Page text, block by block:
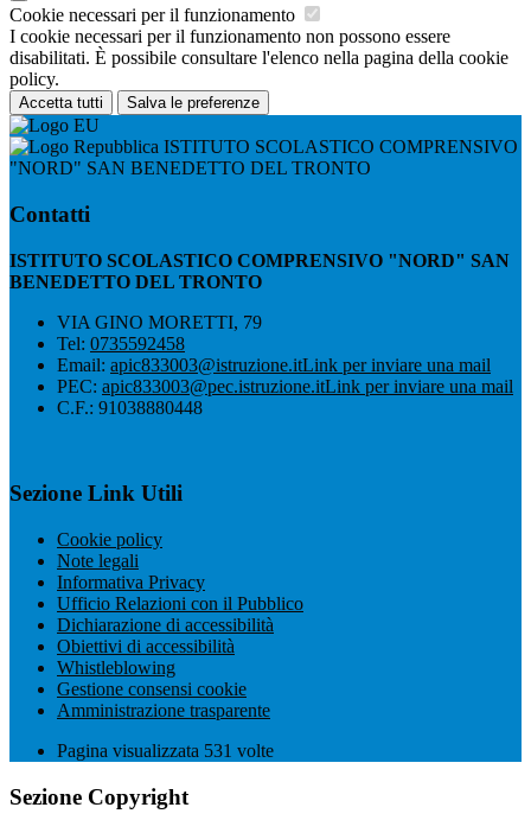
Cookie necessari per il funzionamento
I cookie necessari per il funzionamento non possono essere
disabilitati. È possibile consultare l'elenco nella pagina della cookie
policy.
Accetta tutti Salva le preferenze
ISTITUTO SCOLASTICO COMPRENSIVO
"NORD" SAN BENEDETTO DEL TRONTO
Contatti
ISTITUTO SCOLASTICO COMPRENSIVO "NORD" SAN
BENEDETTO DEL TRONTO
VIA GINO MORETTI, 79
Tel: 0735592458
Email: apic833003@istruzione.itLink per inviare una mail
PEC: apic833003@pec.istruzione.itLink per inviare una mail
C.F.: 91038880448
Sezione Link Utili
Cookie policy
Note legali
Informativa Privacy
Ufficio Relazioni con il Pubblico
Dichiarazione di accessibilità
Obiettivi di accessibilità
Whistleblowing
Gestione consensi cookie
Amministrazione trasparente
Pagina visualizzata 531 volte
Sezione Copyright